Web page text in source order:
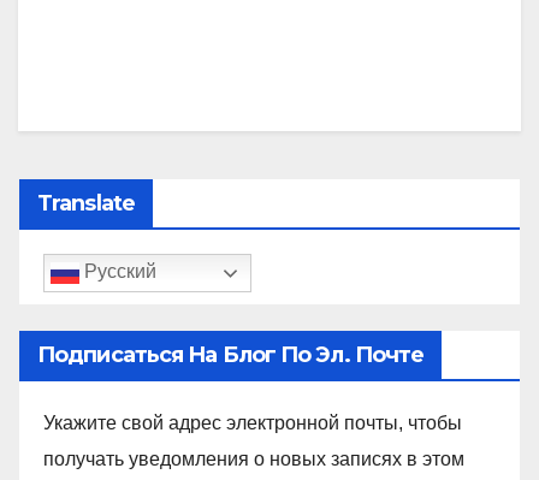
Translate
Русский
Подписаться На Блог По Эл. Почте
Укажите свой адрес электронной почты, чтобы
получать уведомления о новых записях в этом